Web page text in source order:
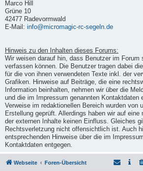
Marco Hill
Grüne 10
42477 Radevormwald
E-Mail: info@micromagic-rc-segeln.de
Hinweis zu den Inhalten dieses Forums:
Wir weisen darauf hin, dass Benutzer im Forum
verfassen können. Die Benutzer tragen dabei
für die von ihnen verwendeten Texte inkl. der
Grafiken. Hinweise auf Beiträge, die eine
Information beinhalten, nehmen wir über die
und die im Impressum genannten Kontaktdaten
Verweise im redaktionellen Bereich wurden von
Erstellung geprüft. Allerdings haben wir auf eine
der externen Inhalte keinen Einfluss. Gleiches
Rechtsverletzung nicht offensichtlich ist. Auch
entsprechenden Hinweise über die im
Kontaktdaten entgegen.
Webseite Foren-Übersicht